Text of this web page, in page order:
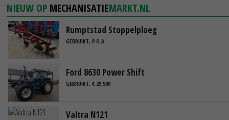
NIEUW OP MECHANISATIEMARKT.NL
Rumptstad Stoppelploeg
GEBRUIKT, P.O.A.
Ford 8630 Power Shift
GEBRUIKT, € 29.500
Valtra N121